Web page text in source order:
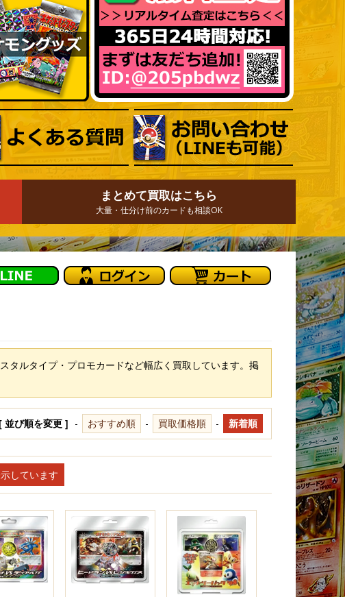
まとめて買取はこちら
大量・仕分け前のカードも相談OK
タルタイプ・プロモカードなど幅広く買取しています。掲
[ 並び順を変更 ] - おすすめ順 - 買取価格順 - 新着順
しています